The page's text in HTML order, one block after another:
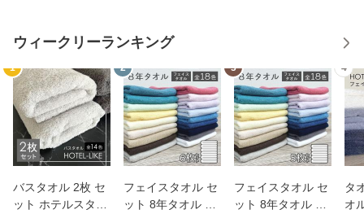
ウィークリーランキング
1
バスタオル 2枚 セ
ット ホテルスタイ
2
フェイスタオル セ
ット 8年タオル 選
3
フェイスタオル セ
ット 8年タオル 選
4
タ
オ